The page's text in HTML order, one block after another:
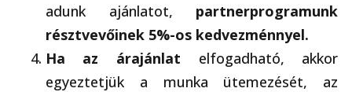
adunk ajánlatot, partnerprogramunk
résztvevőinek 5%-os kedvezménnyel.
Ha az árajánlat elfogadható, akkor
egyeztetjük a munka ütemezését, az